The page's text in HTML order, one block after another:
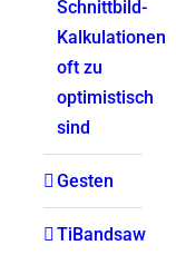
Schnittbild-
Kalkulationen
oft zu
optimistisch
sind
Gesten
TiBandsaw